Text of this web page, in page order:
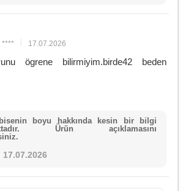
**** 17.07.2026
ögrene bilirmiyim.birde42 beden
boyu hakkında kesin bir bilgi
Ürün açıklamasını
17.07.2026